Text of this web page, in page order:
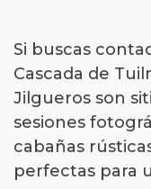
Si buscas
Cascada de
Jilgueros son
sesiones
cabañas
perfectas para